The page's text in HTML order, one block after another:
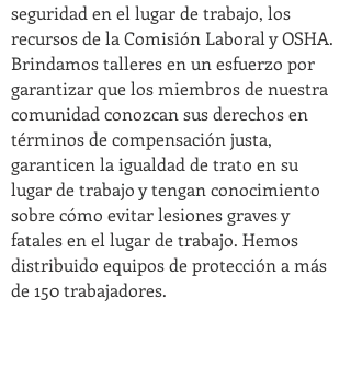
seguridad en el lugar de trabajo, los
recursos de la Comisión Laboral y OSHA.
Brindamos talleres en un esfuerzo por
garantizar que los miembros de nuestra
comunidad conozcan sus derechos en
términos de compensación justa,
garanticen la igualdad de trato en su
lugar de trabajo y tengan conocimiento
sobre cómo evitar lesiones graves y
fatales en el lugar de trabajo. Hemos
distribuido equipos de protección a más
de 150 trabajadores.